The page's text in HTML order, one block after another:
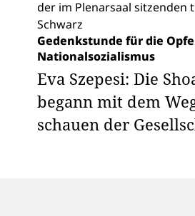
Gedenkstunde für die
Nationalsozialismus
Eva Szepesi: Die
begann mit dem
schauen der